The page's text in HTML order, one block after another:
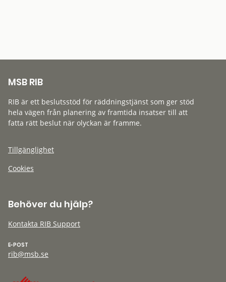
MSB RIB
RIB är ett beslutsstöd för räddningstjänst som ger stöd
hela vägen från planering av framtida insatser till att
fatta rätt beslut när olyckan är framme.
Tillgänglighet
Cookies
Behöver du hjälp?
Kontakta RIB Support
E-POST
rib@msb.se